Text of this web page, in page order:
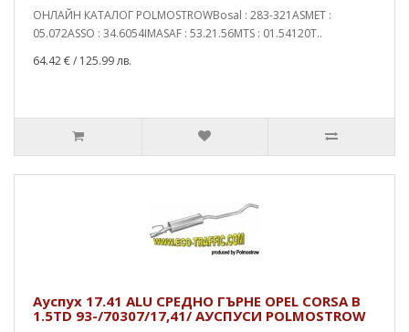
ОНЛАЙН КАТАЛОГ POLMOSTROWBosal : 283-321ASMET :
05.072ASSO : 34.6054IMASAF : 53.21.56MTS : 01.54120T..
64.42 €/ 125.99 лв.
Ауспух 17.41 ALU СРЕДНО ГЪРНЕ OPEL CORSA B
1.5TD 93-/70307/17,41/ АУСПУСИ POLMOSTROW